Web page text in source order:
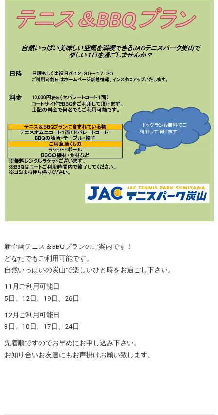
新企画テニス＆BBQプランのご案内です！
どなたでもご利用可能です。
自然いっぱいの炭山で楽しいひと時をお過ごし下さい。
11月ご利用可能日
5日、12日、19日、26日
12月ご利用可能日
3日、10日、17日、24日
先着順ですのでお早めにお申し込み下さい。
お知り合いお友達にもお声掛けお願い致します。